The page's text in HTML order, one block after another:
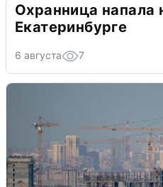
Охранница напала
Екатеринбурге
6 августа 7